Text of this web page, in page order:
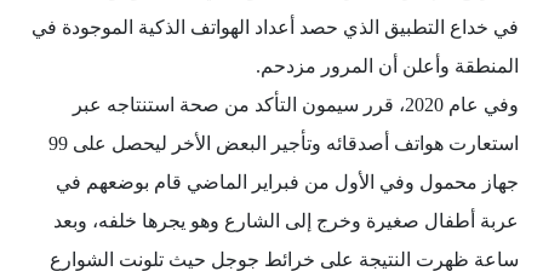
في خداع التطبيق الذي حصد أعداد الهواتف الذكية الموجودة في
المنطقة وأعلن أن المرور مزدحم.
وفي عام 2020، قرر سيمون التأكد من صحة استنتاجه عبر
استعارت هواتف أصدقائه وتأجير البعض الأخر ليحصل على 99
جهاز محمول وفي الأول من فبراير الماضي قام بوضعهم في
عربة أطفال صغيرة وخرج إلى الشارع وهو يجرها خلفه، وبعد
ساعة ظهرت النتيجة على خرائط جوجل حيث تلونت الشوارع